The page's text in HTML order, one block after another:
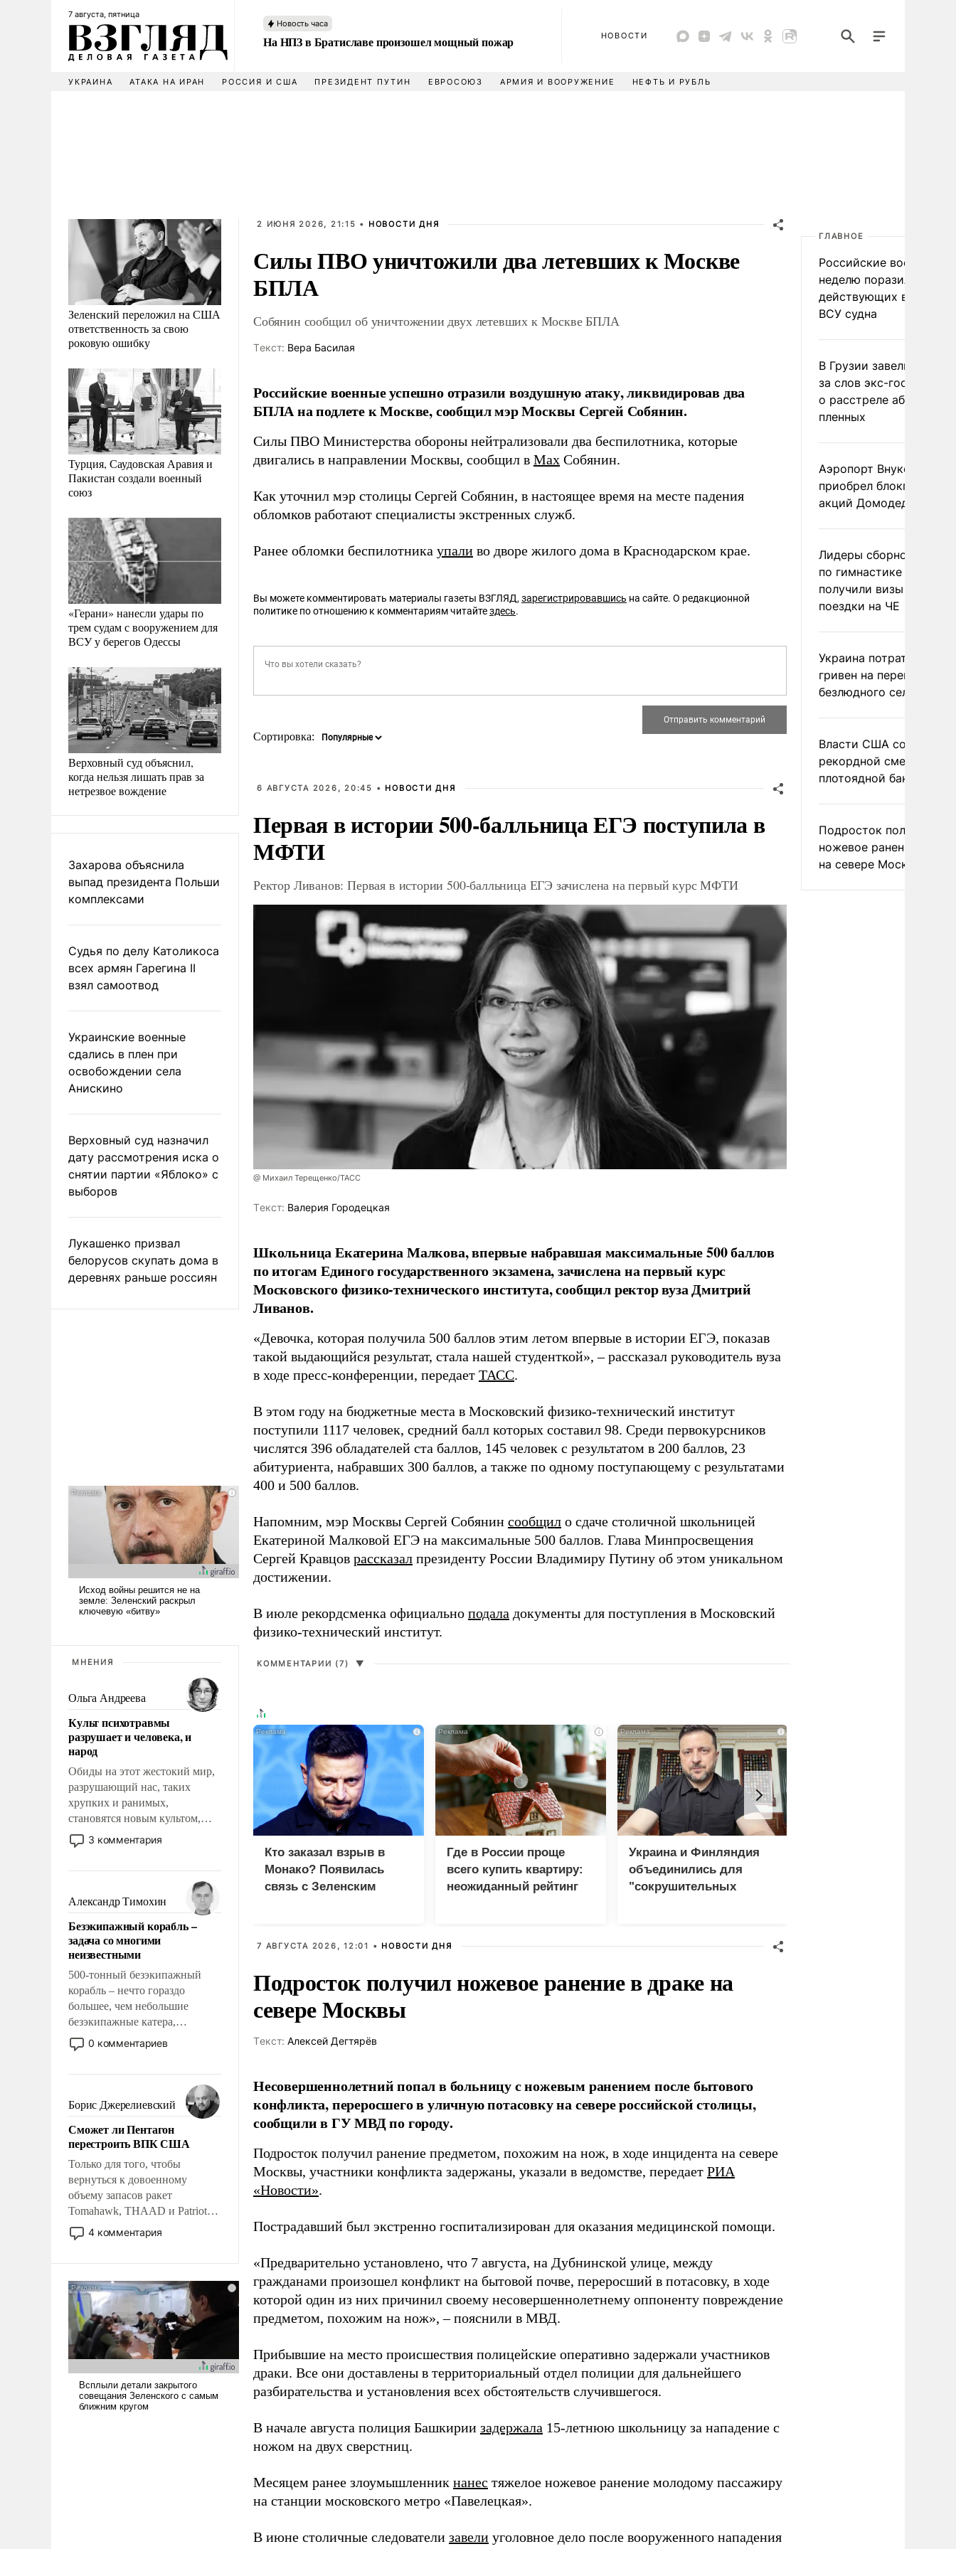
7 августа, пятница
Новость часа
На НПЗ в Братиславе произошел мощный пожар НОВОСТИ
УКРАИНА АТАКА НА ИРАН РОССИЯ И США ПРЕЗИДЕНТ ПУТИН ЕВРОСОЮЗ АРМИЯ И ВООРУЖЕНИЕ НЕФТЬ И РУБЛЬ
Зеленский переложил на США
ответственность за свою
роковую ошибку
Турция, Саудовская Аравия и
Пакистан создали военный
союз
«Герани» нанесли удары по
трем судам с вооружением для
ВСУ у берегов Одессы
Верховный суд объяснил,
когда нельзя лишать прав за
нетрезвое вождение
Захарова объяснила
выпад президента Польши
комплексами
Судья по делу Католикоса
всех армян Гарегина II
взял самоотвод
Украинские военные
сдались в плен при
освобождении села
Анискино
Верховный суд назначил
дату рассмотрения иска о
снятии партии «Яблоко» с
выборов
Лукашенко призвал
белорусов скупать дома в
деревнях раньше россиян
МНЕНИЯ
Ольга Андреева
Культ психотравмы
разрушает и человека, и
народ
Обиды на этот жестокий мир,
разрушающий нас, таких
хрупких и ранимых,
становятся новым культом,
постепенно вытесняя и
отменяя традиционное
мужественным и твердым под
ударами судьбы, брать на себя
ответственность, помогать
слабым, идти вперед и
адаптироваться.
3 комментария
Александр Тимохин
Безэкипажный корабль –
задача со многими
неизвестными
500-тонный безэкипажный
корабль – нечто гораздо
большее, чем небольшие
безэкипажные катера,
применение которых уже
стало обыденностью. Задача по
сложна и амбициозна. Однако
и ее реализация радикально
поднимет наши боевые
возможности.
0 комментариев
Борис Джерелиевский
Сможет ли Пентагон
перестроить ВПК США
Только для того, чтобы
вернуться к довоенному
объему запасов ракет
Tomahawk, THAAD и Patriot
США потребуется более трех
лет. Даже небольшая война с
Сложившаяся ситуация
означает многолетний период
уязвимости США, например,
перед Китаем.
4 комментария
2 ИЮНЯ 2026, 21:15 • НОВОСТИ ДНЯ
Силы ПВО уничтожили два летевших к Москве
БПЛА
Собянин сообщил об уничтожении двух летевших к Москве БПЛА
Tекст: Вера Басилая
Российские военные успешно отразили воздушную атаку, ликвидировав два
БПЛА на подлете к Москве, сообщил мэр Москвы Сергей Собянин.
Силы ПВО Министерства обороны нейтрализовали два беспилотника, которые
двигались в направлении Москвы, сообщил в Max Собянин.
Как уточнил мэр столицы Сергей Собянин, в настоящее время на месте падения
обломков работают специалисты экстренных служб.
Ранее обломки беспилотника упали во дворе жилого дома в Краснодарском крае.
Вы можете комментировать материалы газеты ВЗГЛЯД, зарегистрировавшись на сайте. О редакционной
политике по отношению к комментариям читайтездесь.
Сортировка:
6 АВГУСТА 2026, 20:45 • НОВОСТИ ДНЯ
Первая в истории 500-балльница ЕГЭ поступила в
МФТИ
Ректор Ливанов: Первая в истории 500-балльница ЕГЭ зачислена на первый курс МФТИ
@ Михаил Терещенко/ТАСС
Tекст: Валерия Городецкая
Школьница Екатерина Малкова, впервые набравшая максимальные 500 баллов
по итогам Единого государственного экзамена, зачислена на первый курс
Московского физико-технического института, сообщил ректор вуза Дмитрий
Ливанов.
«Девочка, которая получила 500 баллов этим летом впервые в истории ЕГЭ, показав
такой выдающийся результат, стала нашей студенткой», – рассказал руководитель вуза
в ходе пресс-конференции, передает ТАСС.
В этом году на бюджетные места в Московский физико-технический институт
поступили 1117 человек, средний балл которых составил 98. Среди первокурсников
числятся 396 обладателей ста баллов, 145 человек с результатом в 200 баллов, 23
абитуриента, набравших 300 баллов, а также по одному поступающему с результатами
400 и 500 баллов.
Напомним, мэр Москвы Сергей Собянин сообщил о сдаче столичной школьницей
Екатериной Малковой ЕГЭ на максимальные 500 баллов. Глава Минпросвещения
Сергей Кравцов рассказал президенту России Владимиру Путину об этом уникальном
достижении.
В июле рекордсменка официально подала документы для поступления в Московский
физико-технический институт.
КОММЕНТАРИИ (7) ▼
i
Кто заказал взрыв в
Монако? Появилась
связь с Зеленским
i
Где в России проще
всего купить квартиру:
неожиданный рейтинг
i
Украина и Финляндия
объединились для
"сокрушительных
7 АВГУСТА 2026, 12:01 • НОВОСТИ ДНЯ
Подросток получил ножевое ранение в драке на
севере Москвы
Tекст: Алексей Дегтярёв
Несовершеннолетний попал в больницу с ножевым ранением после бытового
конфликта, переросшего в уличную потасовку на севере российской столицы,
сообщили в ГУ МВД по городу.
Подросток получил ранение предметом, похожим на нож, в ходе инцидента на севере
Москвы, участники конфликта задержаны, указали в ведомстве, передает РИА
«Новости».
Пострадавший был экстренно госпитализирован для оказания медицинской помощи.
«Предварительно установлено, что 7 августа, на Дубнинской улице, между
гражданами произошел конфликт на бытовой почве, переросший в потасовку, в ходе
которой один из них причинил своему несовершеннолетнему оппоненту повреждение
предметом, похожим на нож», – пояснили в МВД.
Прибывшие на место происшествия полицейские оперативно задержали участников
драки. Все они доставлены в территориальный отдел полиции для дальнейшего
разбирательства и установления всех обстоятельств случившегося.
В начале августа полиция Башкирии задержала 15-летнюю школьницу за нападение с
ножом на двух сверстниц.
Месяцем ранее злоумышленник нанес тяжелое ножевое ранение молодому пассажиру
на станции московского метро «Павелецкая».
В июне столичные следователи завели уголовное дело после вооруженного нападения
ГЛАВНОЕ
Российские военные за
неделю поразили 34
действующих в
ВСУ судна
В Грузии завели дело
за слов экс-
о расстреле абхазских
пленных
Аэропорт Внуково
приобрел блокпакет
акций Домодедово
Лидеры сборной
по гимнастике не
получили визы для
поездки на ЧЕ
Украина потратила 1
гривен на
безлюдного села
Власти США сообщили
рекордной смертности
плотоядной бактерии
Подросток получил
ножевое ранение в
на севере Москвы